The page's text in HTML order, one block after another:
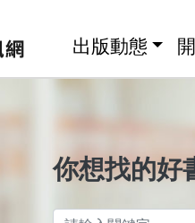
出版動態
你想找的好